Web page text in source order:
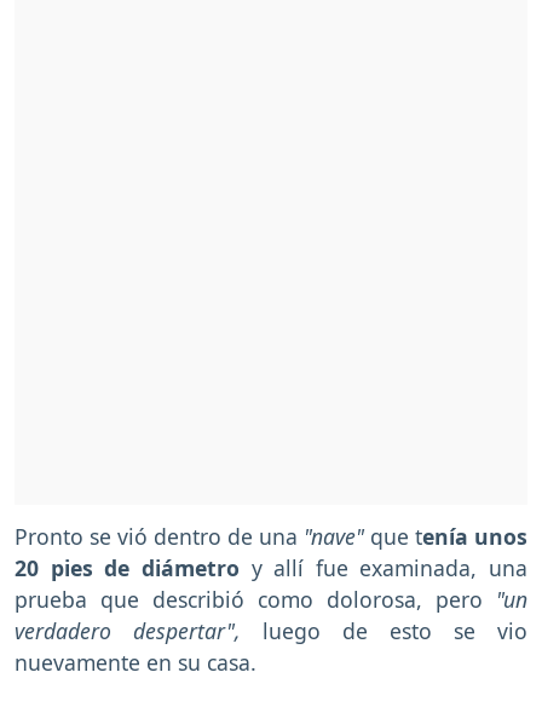
Pronto se vió dentro de una "nave" que tenía unos
20 pies de diámetro y allí fue examinada, una
prueba que describió como dolorosa, pero "un
verdadero despertar", luego de esto se vio
nuevamente en su casa.